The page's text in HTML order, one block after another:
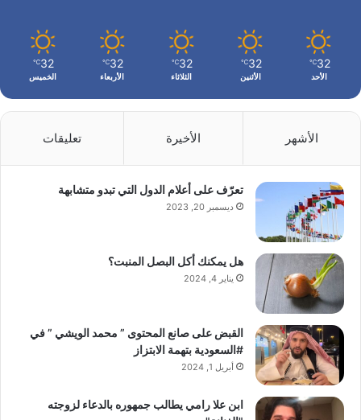
32
℃
الأحد
32
℃
الأثنين
32
℃
الثلاثاء
32
℃
الأربعاء
32
℃
الخميس
الأشهر الأخيرة تعليقات
تعرّف على أعلام الدول التي تبدو متشابهة
ديسمبر 20, 2023
هل يمكنك أكل البصل المنبت؟
يناير 4, 2024
القبض على صانع المحتوى ” محمد الويشي ” في
#السعودية بتهمة الابتزاز
أبريل 1, 2024
ابن علا رامي يطالب جمهوره بالدعاء لزوجته